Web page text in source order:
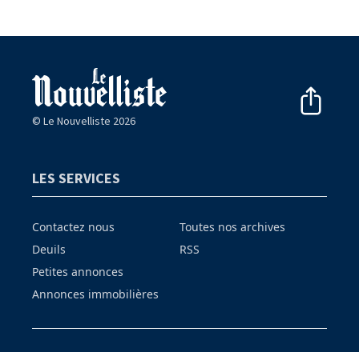
© Le Nouvelliste 2026
LES SERVICES
Contactez nous
Deuils
Petites annonces
Annonces immobilières
Toutes nos archives
RSS